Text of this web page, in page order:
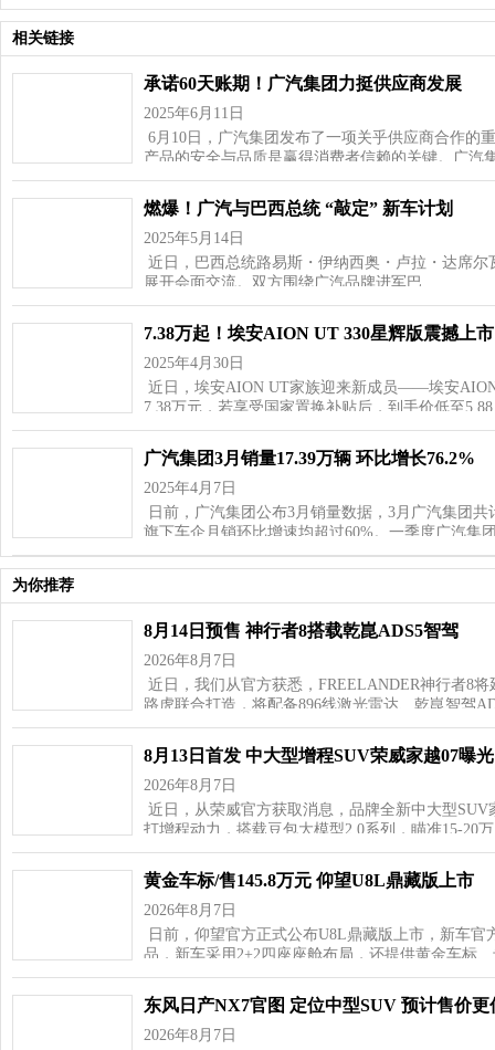
相关链接
承诺60天账期！广汽集团力挺供应商发展
2025年6月11日
6月10日，广汽集团发布了一项关乎供应商合作的
产品的安全与品质是赢得消费者信赖的关键。广汽
燃爆！广汽与巴西总统 “敲定” 新车计划
2025年5月14日
近日，巴西总统路易斯・伊纳西奥・卢拉・达席
展开会面交流。双方围绕广汽品牌进军巴…
7.38万起！埃安AION UT 330星辉版震撼上市
2025年4月30日
近日，埃安AION UT家族迎来新成员——埃安
7.38万元，若享受国家置换补贴后，到手价低至
广汽集团3月销量17.39万辆 环比增长76.2%
2025年4月7日
日前，广汽集团公布3月销量数据，3月广汽集团
旗下车企月销环比增速均超过60%。一季度广汽集
为你推荐
8月14日预售 神行者8搭载乾崑ADS5智驾
2026年8月7日
近日，我们从官方获悉，FREELANDER神行者8
路虎联合打造，将配备896线激光雷达、乾崑智驾
8月13日首发 中大型增程SUV荣威家越07曝光
2026年8月7日
近日，从荣威官方获取消息，品牌全新中大型
打增程动力，搭载豆包大模型2.0系列，瞄准15‑20
黄金车标/售145.8万元 仰望U8L鼎藏版上市
2026年8月7日
日前，仰望官方正式公布U8L鼎藏版上市，新车
品，新车采用2+2四座座舱布局，还提供黄金车标
东风日产NX7官图 定位中型SUV 预计售价更
2026年8月7日